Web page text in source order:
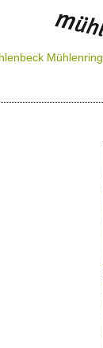
Mühlenring